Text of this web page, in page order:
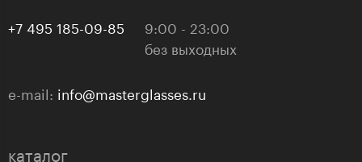
+7 495 185-09-85
9:00 - 23:00
без выходных
e-mail: info@masterglasses.ru
каталог